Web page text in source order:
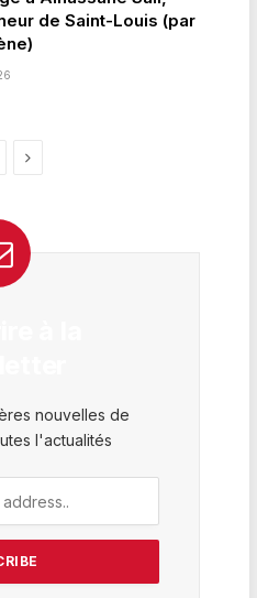
de Saint-Louis (par
Next
nouvelles de
l'actualités